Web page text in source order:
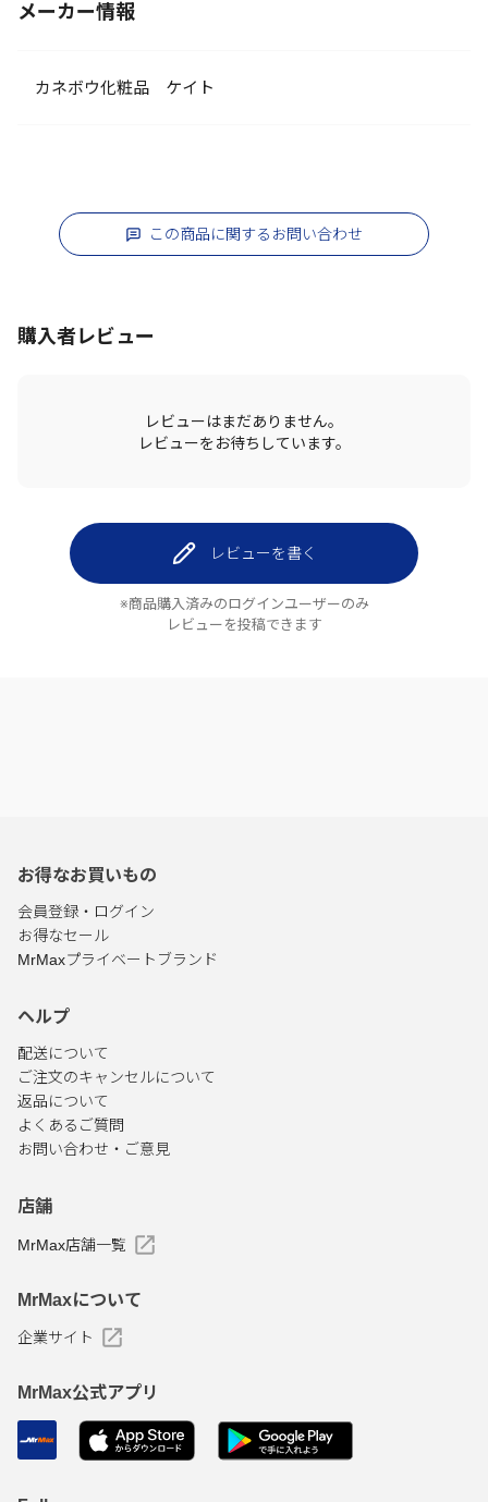
メーカー情報
カネボウ化粧品 ケイト
この商品に関するお問い合わせ
購入者レビュー
レビューはまだありません。
レビューをお待ちしています。
レビューを書く
※商品購入済みのログインユーザーのみ
レビューを投稿できます
お得なお買いもの
会員登録・ログイン
お得なセール
MrMaxプライベートブランド
ヘルプ
配送について
ご注文のキャンセルについて
返品について
よくあるご質問
お問い合わせ・ご意見
店舗
MrMax店舗一覧
MrMaxについて
企業サイト
MrMax公式アプリ